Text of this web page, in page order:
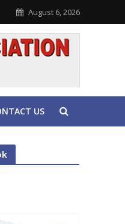
August 6, 2026
US